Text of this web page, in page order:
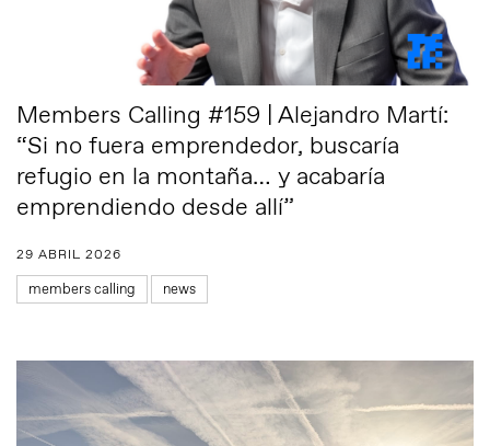
Members Calling #159 | Alejandro Martí:
“Si no fuera emprendedor, buscaría
refugio en la montaña… y acabaría
emprendiendo desde allí”
29 ABRIL 2026
members calling news